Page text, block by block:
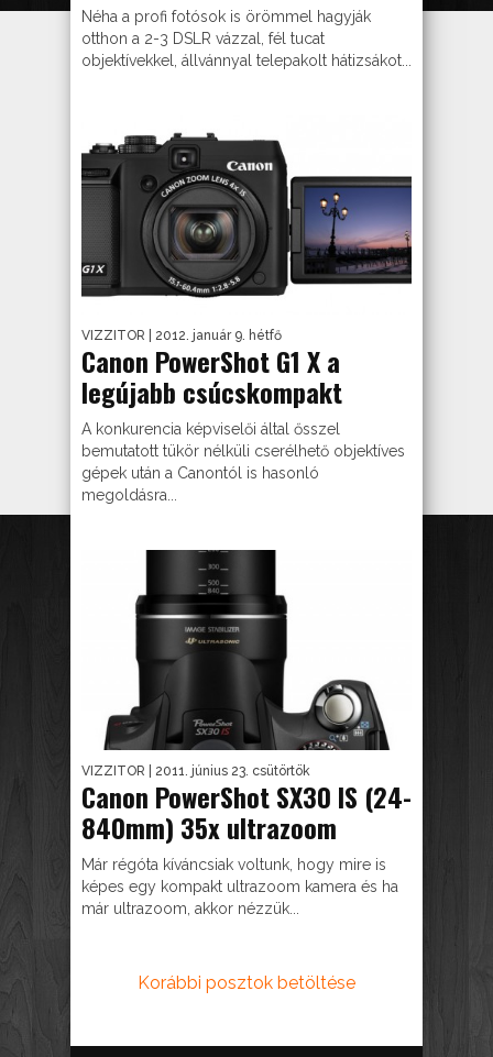
Néha a profi fotósok is örömmel hagyják
otthon a 2-3 DSLR vázzal, fél tucat
objektívekkel, állvánnyal telepakolt hátizsákot...
VIZZITOR | 2012. január 9. hétfő
Canon PowerShot G1 X a
legújabb csúcskompakt
A konkurencia képviselői által ősszel
bemutatott tükör nélküli cserélhető objektíves
gépek után a Canontól is hasonló
megoldásra...
VIZZITOR | 2011. június 23. csütörtök
Canon PowerShot SX30 IS (24-
840mm) 35x ultrazoom
Már régóta kíváncsiak voltunk, hogy mire is
képes egy kompakt ultrazoom kamera és ha
már ultrazoom, akkor nézzük...
Korábbi posztok betöltése